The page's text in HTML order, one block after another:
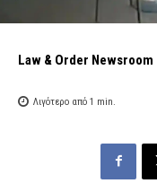
Law & Order Newsroom
Λιγότερο από 1 min.